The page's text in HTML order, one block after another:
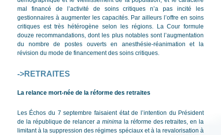
mal financé de l’activité de soins critiques n’a pas incité les
gestionnaires à augmenter les capacités. Par ailleurs l’offre en soins
critiques est très hétérogène selon les régions. La Cour formule
douze recommandations, dont les plus notables sont l’augmentation
du nombre de postes ouverts en anesthésie-réanimation et la
révision du mode de financement des soins critiques.
->RETRAITES
La relance mort-née de la réforme des retraites
Les Échos du 7 septembre faisaient état de l’intention du Président
de la république de relancera minima la réforme des retraites, en la
limitant à la suppression des régimes spéciaux et à la revalorisation à